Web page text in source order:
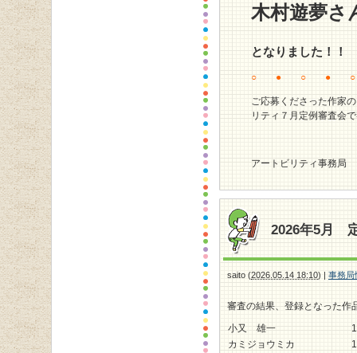
木村遊夢さ
となりました！！
○ ● ○ ●
ご応募くださった作家
リティ７月定例審査会
アートビリティ事務局
2026年5月
saito (2026.05.14 18:10) | 事務局
審査の結果、登録となった作
小又 雄一
カミジョウミカ